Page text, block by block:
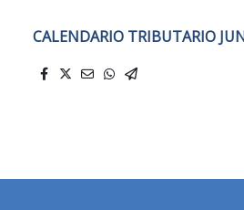
CALENDARIO TRIBUTARIO